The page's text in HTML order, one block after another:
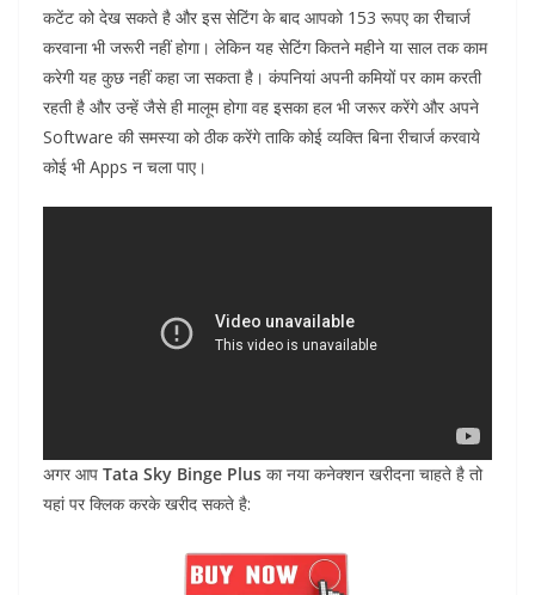
कटेंट को देख सकते है और इस सेटिंग के बाद आपको 153 रूपए का रीचार्ज
करवाना भी जरूरी नहीं होगा। लेकिन यह सेटिंग कितने महीने या साल तक काम
करेगी यह कुछ नहीं कहा जा सकता है। कंपनियां अपनी कमियों पर काम करती
रहती है और उन्हें जैसे ही मालूम होगा वह इसका हल भी जरूर करेंगे और अपने
Software की समस्या को ठीक करेंगे ताकि कोई व्यक्ति बिना रीचार्ज करवाये
कोई भी Apps न चला पाए।
अगर आप Tata Sky Binge Plus का नया कनेक्शन खरीदना चाहते है तो
यहां पर क्लिक करके खरीद सकते है: